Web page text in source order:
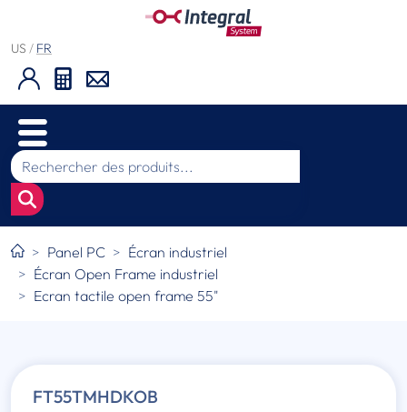
US / FR
Panel PC
Écran industriel
Écran Open Frame industriel
Ecran tactile open frame 55"
FT55TMHDKOB